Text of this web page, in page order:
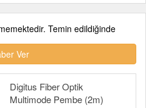
Temin edildiğinde
Ver
Digitus Fiber Optik
Multimode Pembe (2m)